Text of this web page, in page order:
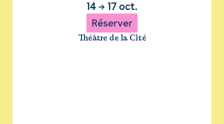
14 → 17 oct.
Réserver
Théâtre de la Cité